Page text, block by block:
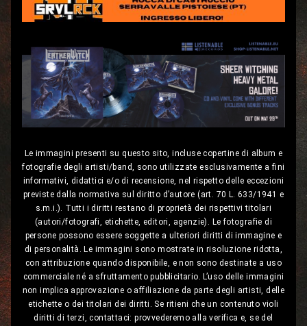
Le immagini presenti su questo sito, incluse copertine di album e
fotografie degli artisti/band, sono utilizzate esclusivamente a fini
informativi, didattici e/o di recensione, nel rispetto delle eccezioni
previste dalla normativa sul diritto d’autore (art. 70 L. 633/1941 e
s.m.i.). Tutti i diritti restano di proprietà dei rispettivi titolari
(autori/fotografi, etichette, editori, agenzie). Le fotografie di
persone possono essere soggette a ulteriori diritti di immagine e
di personalità. Le immagini sono mostrate in risoluzione ridotta,
con attribuzione quando disponibile, e non sono destinate a uso
commerciale né a sfruttamento pubblicitario. L’uso delle immagini
non implica approvazione o affiliazione da parte degli artisti, delle
etichette o dei titolari dei diritti. Se ritieni che un contenuto violi
diritti di terzi, contattaci: provvederemo alla verifica e, se del